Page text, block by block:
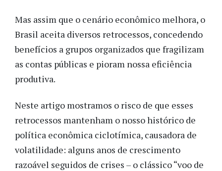
Mas assim que o cenário econômico melhora, o
Brasil aceita diversos retrocessos, concedendo
benefícios a grupos organizados que fragilizam
as contas públicas e pioram nossa eficiência
produtiva.
Neste artigo mostramos o risco de que esses
retrocessos mantenham o nosso histórico de
política econômica ciclotímica, causadora de
volatilidade: alguns anos de crescimento
razoável seguidos de crises – o clássico “voo de